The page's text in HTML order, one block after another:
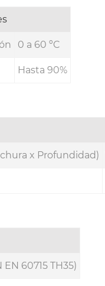
0 a 60 ºC
Hasta 90%
x Profundidad)
60715 TH35)